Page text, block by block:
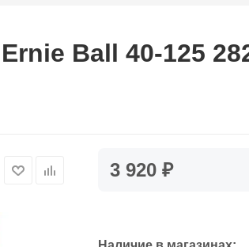
Ball 40-125
3 920 ₽